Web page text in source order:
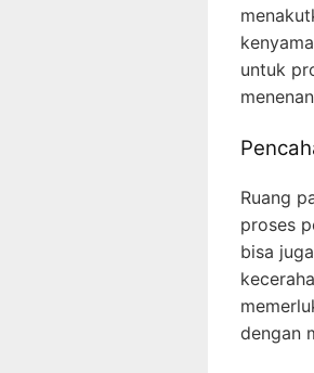
untuk
Ruang
proses
bisa
dengan